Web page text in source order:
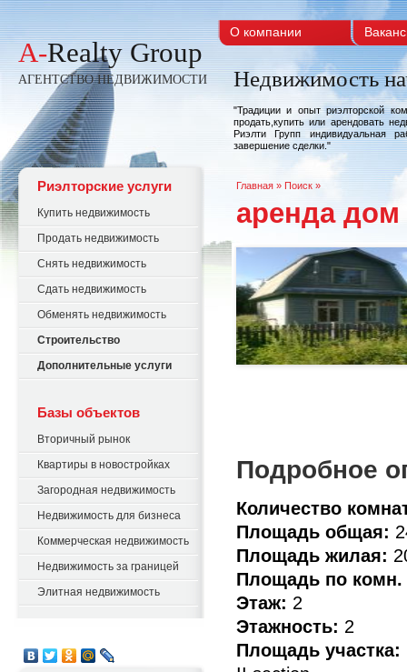
Недвижимость
"Традиции и опыт риэлторской
продать,купить или арендовать
Риэлти Групп индивидуальная
завершение сделки."
A-Realty Group
АГЕНТСТВО НЕДВИЖИМОСТИ
О компании
Риэлторские услуги
Купить недвижимость
Продать недвижимость
Снять недвижимость
Сдать недвижимость
Обменять недвижимость
Строительство
Дополнительные услуги
Базы объектов
Вторичный рынок
Квартиры в новостройках
Загородная недвижимость
Недвижимость для бизнеса
Коммерческая недвижимость
Недвижимость за границей
Элитная недвижимость
Главная » Поиск »
аренда дом
Подробное
Количество
Площадь общая:
Площадь жилая:
Площадь по комн.
Этаж: 2
Этажность: 2
Площадь участка: